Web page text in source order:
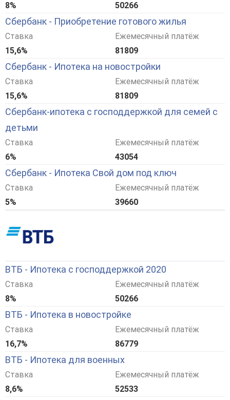
8%
50266
Сбербанк - Приобретение готового жилья
Ставка
15,6%
Ежемесячный платёж
81809
Сбербанк - Ипотека на новостройки
Ставка
15,6%
Ежемесячный платёж
81809
Сбербанк-ипотека с господдержкой для семей с
детьми
Ставка
6%
Ежемесячный платёж
43054
Сбербанк - Ипотека Свой дом под ключ
Ставка
5%
Ежемесячный платёж
39660
ВТБ - Ипотека с господдержкой 2020
Ставка
8%
Ежемесячный платёж
50266
ВТБ - Ипотека в новостройке
Ставка
16,7%
Ежемесячный платёж
86779
ВТБ - Ипотека для военных
Ставка
8,6%
Ежемесячный платёж
52533